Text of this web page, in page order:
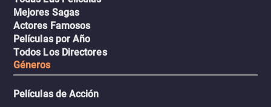
Mejores Sagas
Actores Famosos
Películas por Año
Todos Los Directores
Géneros
Películas de Acción